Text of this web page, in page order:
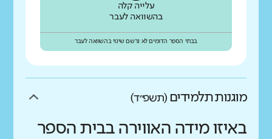
עלייה קלה
בהשוואה לעבר
בבתי הספר הדומים לא נרשם שינוי בהשוואה לעבר
מוגנות תלמידים (תשפ״ד)
באיזו מידה האווירה בבית הספר